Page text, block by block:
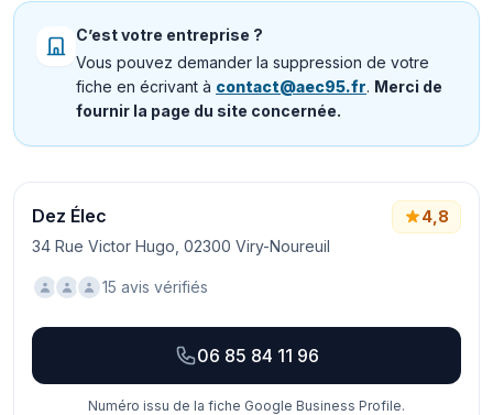
C’est votre entreprise ?
Vous pouvez demander la suppression de votre
fiche en écrivant à contact@aec95.fr. Merci de
fournir la page du site concernée.
Dez Élec
34 Rue Victor Hugo, 02300 Viry-Noureuil
4,8
15 avis vérifiés
06 85 84 11 96
Numéro issu de la fiche Google Business Profile.